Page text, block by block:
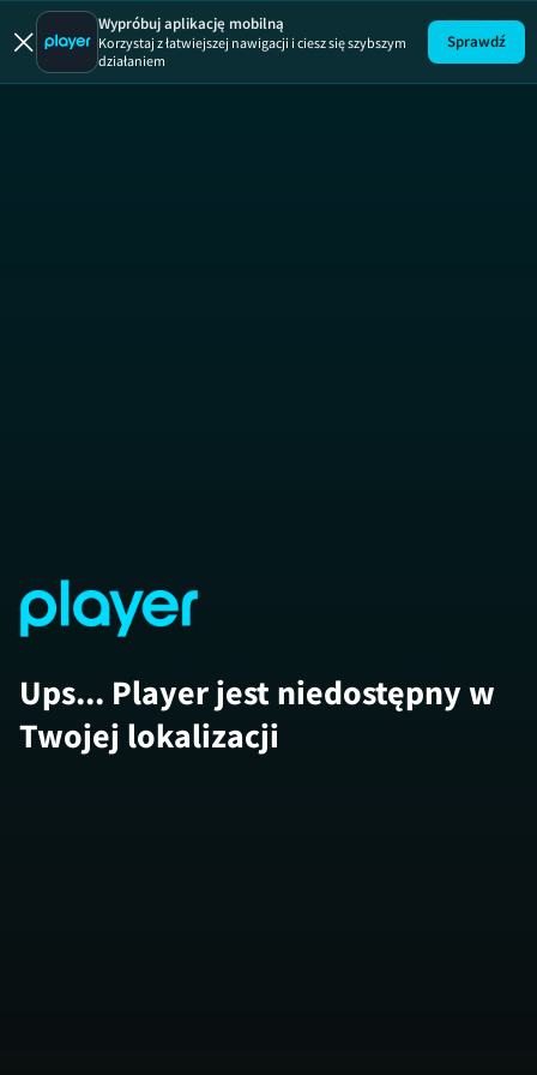
Uwaga! Pirat
Wypróbuj aplikację mobilną
Korzystaj z łatwiejszej nawigacji i ciesz się szybszym
działaniem
Sprawdź
Ups... Player jest niedostępny w
Twojej lokalizacji